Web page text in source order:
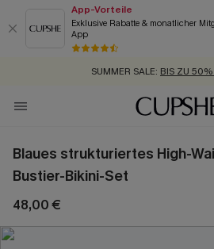
App-Vorteile
Exklusive Rabatte & monatlicher
App
GRATIS MASSBAND MIT JEDEM
SUMMER SALE: BIS ZU
ZUM NEWSLETTER:BIS ZU -20%
KOSTENLOSER VERSAND
Blaues strukturiertes High-
Bustier-Bikini-Set
48,00 €